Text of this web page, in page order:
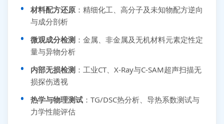
材料配方还原 ：精细化工、高分子及未知物配方逆向
与成分剖析
微观成分检测 ：金属、非金属及无机材料元素定性定
量与异物分析
内部无损检测 ：工业CT、X-Ray与C-SAM超声扫描无
损探伤透视
热学与物理测试 ：TG/DSC热分析、导热系数测试与
力学性能评估